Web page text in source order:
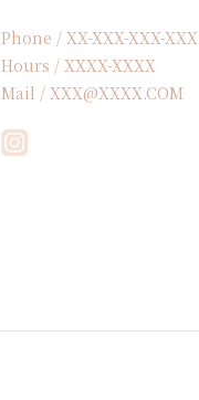
Phone / XX-XXX-XXX-XXX
Hours / XXXX-XXXX
Mail / XXX@XXXX.COM